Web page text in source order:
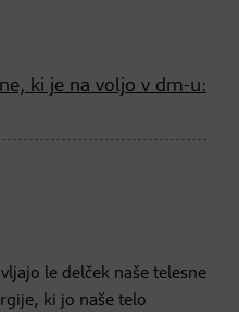
ki je na voljo v dm-u:
le delček naše telesne
ki jo naše telo